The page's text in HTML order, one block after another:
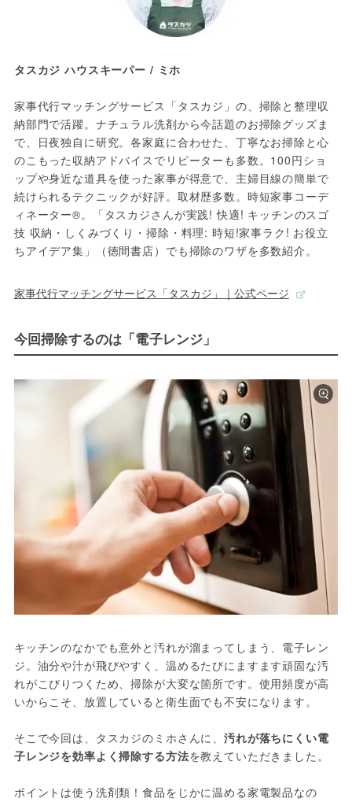
タスカジ ハウスキーパー / ミホ
家事代行マッチングサービス「タスカジ」の、掃除と整理収
納部門で活躍。ナチュラル洗剤から今話題のお掃除グッズま
で、日夜独自に研究。各家庭に合わせた、丁寧なお掃除と心
のこもった収納アドバイスでリピーターも多数。100円ショ
ップや身近な道具を使った家事が得意で、主婦目線の簡単で
続けられるテクニックが好評。取材歴多数。時短家事コーデ
ィネーター®。「タスカジさんが実践! 快適! キッチンのスゴ
技 収納・しくみづくり・掃除・料理: 時短!家事ラク! お役立
ちアイデア集」（徳間書店）でも掃除のワザを多数紹介。
家事代行マッチングサービス「タスカジ」｜公式ページ
今回掃除するのは「電子レンジ」
キッチンのなかでも意外と汚れが溜まってしまう、電子レン
ジ。油分や汁が飛びやすく、温めるたびにますます頑固な汚
れがこびりつくため、掃除が大変な箇所です。使用頻度が高
いからこそ、放置していると衛生面でも不安になります。
そこで今回は、タスカジのミホさんに、汚れが落ちにくい電
子レンジを効率よく掃除する方法を教えていただきました。
ポイントは使う洗剤類！食品をじかに温める家電製品なの